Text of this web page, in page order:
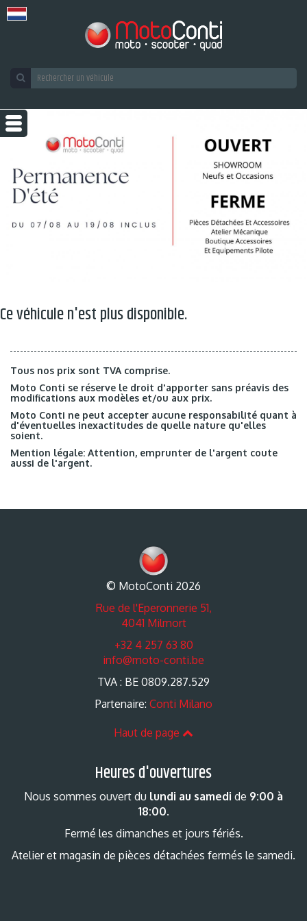
Ce véhicule n'est plus disponible.
Tous nos prix sont TVA comprise.
Moto Conti se réserve le droit d'apporter sans préavis des
modifications aux modèles et/ou aux prix.
Moto Conti ne peut accepter aucune responsabilité quant à
d'éventuelles inexactitudes de quelle nature qu'elles
soient.
Mention légale: Attention, emprunter de l'argent coute
aussi de l'argent.
© MotoConti 2026
Rue de l'Eperonnerie 51,
4041 Milmort
+32 4 257 63 80
info@moto-conti.be
TVA : BE 0809.287.529
Partenaire: Conti Milano
Haut de page
Heures d'ouvertures
Nous sommes ouvert du lundi au samedi de 9:00 à
18:00.
Fermé les dimanches et jours fériés.
Atelier et magasin de pièces détachées fermés le samedi.